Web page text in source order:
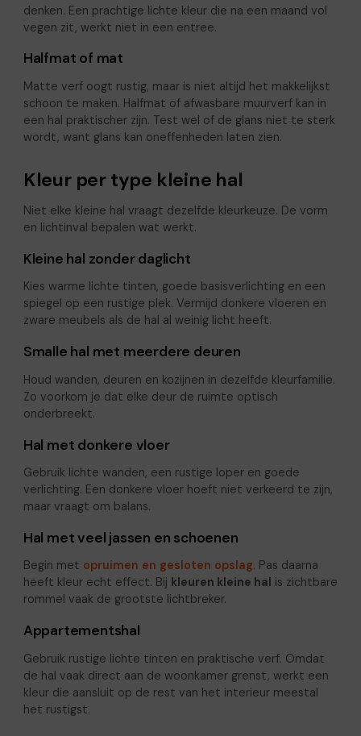
denken. Een prachtige lichte kleur die na een maand vol
vegen zit, werkt niet in een entree.
Halfmat of mat
Matte verf oogt rustig, maar is niet altijd het makkelijkst
schoon te maken. Halfmat of afwasbare muurverf kan in
een hal praktischer zijn. Test wel of de glans niet te sterk
wordt, want glans kan oneffenheden laten zien.
Kleur per type kleine hal
Niet elke kleine hal vraagt dezelfde kleurkeuze. De vorm
en lichtinval bepalen wat werkt.
Kleine hal zonder daglicht
Kies warme lichte tinten, goede basisverlichting en een
spiegel op een rustige plek. Vermijd donkere vloeren en
zware meubels als de hal al weinig licht heeft.
Smalle hal met meerdere deuren
Houd wanden, deuren en kozijnen in dezelfde kleurfamilie.
Zo voorkom je dat elke deur de ruimte optisch
onderbreekt.
Hal met donkere vloer
Gebruik lichte wanden, een rustige loper en goede
verlichting. Een donkere vloer hoeft niet verkeerd te zijn,
maar vraagt om balans.
Hal met veel jassen en schoenen
Begin met opruimen en gesloten opslag. Pas daarna
heeft kleur echt effect. Bij kleuren kleine hal is zichtbare
rommel vaak de grootste lichtbreker.
Appartementshal
Gebruik rustige lichte tinten en praktische verf. Omdat
de hal vaak direct aan de woonkamer grenst, werkt een
kleur die aansluit op de rest van het interieur meestal
het rustigst.